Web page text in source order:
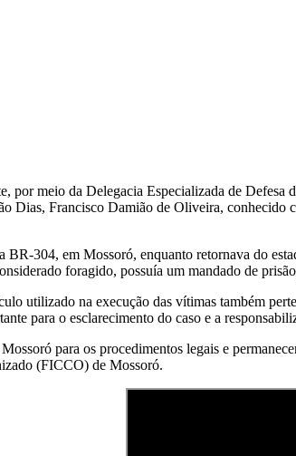
meio da Delegacia Especializada de Defesa
Dias, Francisco Damião de Oliveira,
BR-304, em Mossoró, enquanto retornava do
foragido, possuía um mandado de
utilizado na execução das vítimas também
para o esclarecimento do caso e a
para os procedimentos legais e
(FICCO) de Mossoró.